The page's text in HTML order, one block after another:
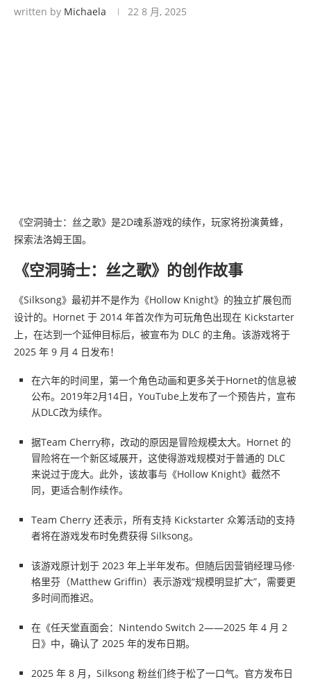
written by Michaela 22 8 月, 2025
《空洞骑士：丝之歌》是2D魂系游戏的续作，玩家将扮演黄蜂，
探索法洛姆王国。
《空洞骑士：丝之歌》的创作故事
《Silksong》最初并不是作为《Hollow Knight》的独立扩展包而
设计的。Hornet 于 2014 年首次作为可玩角色出现在 Kickstarter
上，在达到一个延伸目标后，被宣布为 DLC 的主角。该游戏将于
2025 年 9 月 4 日发布！
在六年的时间里，第一个角色动画和更多关于Hornet的信息被
公布。2019年2月14日，YouTube上发布了一个预告片，宣布
从DLC改为续作。
据Team Cherry称，改动的原因是冒险规模太大。Hornet 的
冒险将在一个新区域展开，这使得游戏规模对于普通的 DLC
来说过于庞大。此外，该故事与《Hollow Knight》截然不
同，更适合制作续作。
Team Cherry 还表示，所有支持 Kickstarter 众筹活动的支持
者将在游戏发布时免费获得 Silksong。
该游戏原计划于 2023 年上半年发布。但随后因营销经理马修·
格里芬（Matthew Griffin）表示游戏“规模明显扩大”，需要更
多时间而推迟。
在《任天堂直面会：Nintendo Switch 2——2025 年 4 月 2
日》中，确认了 2025 年的发布日期。
2025 年 8 月，Silksong 粉丝们终于松了一口气。官方发布日